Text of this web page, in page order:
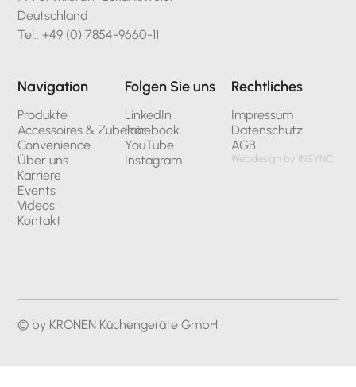
© by KRONEN Küchengeräte GmbH
Deutschland
Tel.: +49 (0) 7854-9660-11
Navigation
Produkte
Accessoires & Zubehör
Convenience
Über uns
Karriere
Events
Videos
Kontakt
Folgen Sie uns
LinkedIn
Facebook
YouTube
Instagram
Rechtliches
Impressum
Datenschutz
AGB
Webdesign by INSYNC